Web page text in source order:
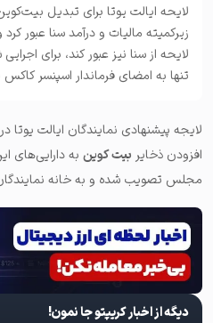
لایحه ایالت یوتا برای تبدیل
زیرکمیته مالیات و درآمد سنا عبور
تنها به امضای فرماندار اسپنسر کاکس
لایجه پیشنهادی نمایندگان ایالت
افزودن ذخایر بیت کوین به دارایی‌های
مجلس تصویب شده و به خانه
دیگه از اخبار کریپتو جا نمون!